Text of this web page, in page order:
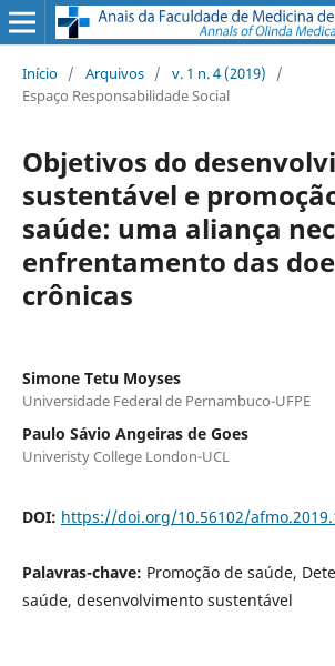
Início / Arquivos / v. 1 n. 4 (2019)
/
Espaço Responsabilidade Social
Objetivos do
sustentável e
saúde: uma aliança
enfrentamento das
crônicas
Simone Tetu Moyses
Universidade Federal de Pernambuco-UFPE
Paulo Sávio Angeiras de Goes
Univeristy College London-UCL
DOI: https://doi.org/10.56102/
Palavras-chave: Promoção de saúde,
saúde, desenvolvimento sustentável